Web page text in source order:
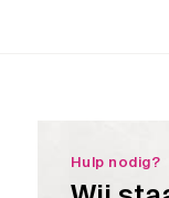
Hulp nodig?